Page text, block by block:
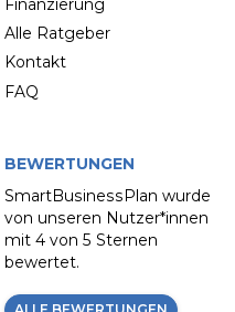
Finanzierung
Alle Ratgeber
Kontakt
FAQ
BEWERTUNGEN
SmartBusinessPlan wurde
von unseren Nutzer*innen
mit 4 von 5 Sternen
bewertet.